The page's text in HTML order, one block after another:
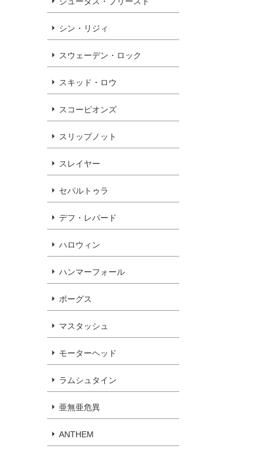
シン・リジィ
スウェーデン・ロック
スキッド・ロウ
スコーピオンズ
スリップノット
スレイヤー
セパルトゥラ
デフ・レパード
ハロウィン
ハンマーフォール
ポーグス
マスタッシュ
モーターヘッド
ラムシュタイン
亜無亜危異
ANTHEM